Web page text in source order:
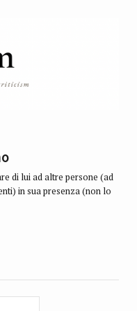
di lui ad altre persone (ad
in sua presenza (non lo